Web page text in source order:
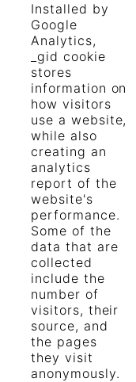
Installed by
Google
Analytics,
_gid cookie
stores
information on
how visitors
use a website,
while also
creating an
analytics
report of the
website's
performance.
Some of the
data that are
collected
include the
number of
visitors, their
source, and
the pages
they visit
anonymously.